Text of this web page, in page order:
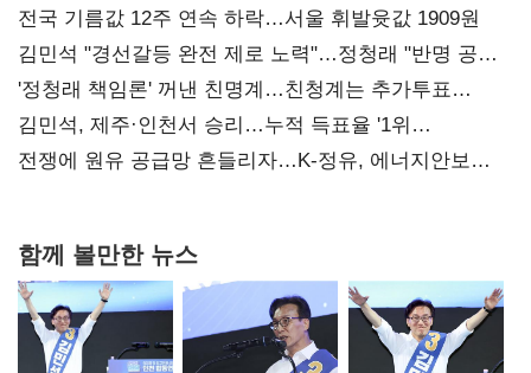
전국 기름값 12주 연속 하락…서울 휘발윳값 1909원
김민석 "경선갈등 완전 제로 노력"…정청래 "반명 공세
사과부터"
'정청래 책임론' 꺼낸 친명계…친청계는 추가투표
때리기
김민석, 제주·인천서 승리…누적 득표율 '1위
탈환'(종합)
전쟁에 원유 공급망 흔들리자…K-정유, 에너지안보
함께 볼만한 뉴스